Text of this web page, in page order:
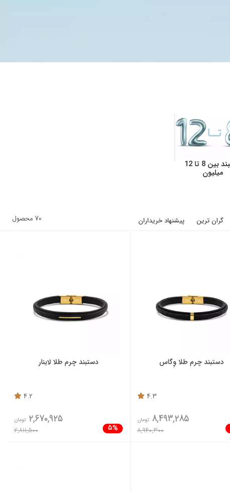
دستبند بین 8 تا 12
میلیون
گران ترین پیشنهاد خریداران 70 محصول
دستبند چرم طلا وِگاس
4.3
8,493,285 تومان
8,940,300
دستبند چرم طلا لاینار
4.2
5%
2,670,925 تومان
2,811,500